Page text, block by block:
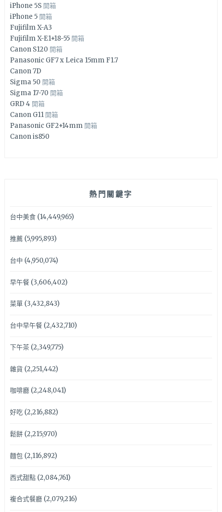
iPhone 5S 開箱
iPhone 5 開箱
Fujifilm X-A3
Fujifilm X-E1+18-55 開箱
Canon S120 開箱
Panasonic GF7 x Leica 15mm F1.7
Canon 7D
Sigma 50 開箱
Sigma 17-70 開箱
GRD 4 開箱
Canon G11 開箱
Panasonic GF2+14mm 開箱
Canon is850
熱門關鍵字
台中美食(14,449,965)
推薦(5,995,893)
台中 (4,950,074)
早午餐(3,606,402)
菜單(3,432,843)
台中早午餐(2,432,710)
下午茶(2,349,775)
雜貨 (2,251,442)
咖啡廳(2,248,041)
好吃(2,216,882)
鬆餅(2,215,970)
麵包(2,116,892)
西式甜點(2,084,761)
複合式餐廳(2,079,216)